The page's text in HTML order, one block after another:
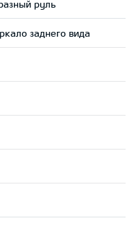
руль
заднего вида